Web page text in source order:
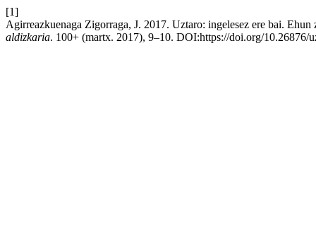
[1]
Agirreazkuenaga Zigorraga, J. 2017. Uztaro: ingelesez ere bai.
aldizkaria. 100+ (martx. 2017), 9–10. DOI:https://doi.org/10.26876/